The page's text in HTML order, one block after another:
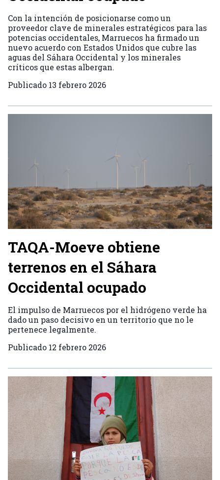
Con la intención de posicionarse como un
proveedor clave de minerales estratégicos para las
potencias occidentales, Marruecos ha firmado un
nuevo acuerdo con Estados Unidos que cubre las
aguas del Sáhara Occidental y los minerales
críticos que estas albergan.
Publicado 13 febrero 2026
TAQA-Moeve obtiene
terrenos en el Sáhara
Occidental ocupado
El impulso de Marruecos por el hidrógeno verde ha
dado un paso decisivo en un territorio que no le
pertenece legalmente.
Publicado 12 febrero 2026